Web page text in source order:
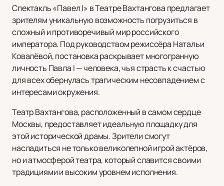
Спектакль «Павел I» в Театре Вахтангова предлагает
зрителям уникальную возможность погрузиться в
сложный и противоречивый мир российского
императора. Под руководством режиссёра Натальи
Ковалёвой, постановка раскрывает многогранную
личность Павла I — человека, чья страсть к счастью
для всех обернулась трагическим несовпадением с
интересами окружения.
Театр Вахтангова, расположенный в самом сердце
Москвы, предоставляет идеальную площадку для
этой исторической драмы. Зрители смогут
насладиться не только великолепной игрой актёров,
но и атмосферой театра, который славится своими
традициями и высоким уровнем исполнения.